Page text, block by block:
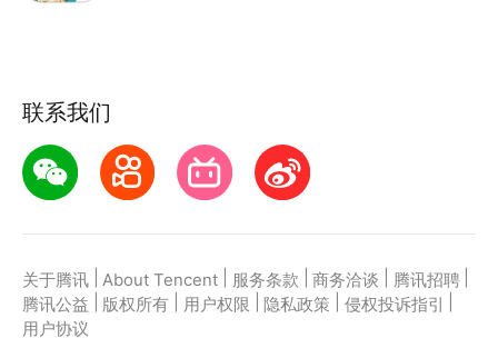
联系我们
关于腾讯 About Tencent 服务条款 商务洽谈 腾讯招聘
腾讯公益
版权所有 用户权限 隐私政策 侵权投诉指引
用户协议